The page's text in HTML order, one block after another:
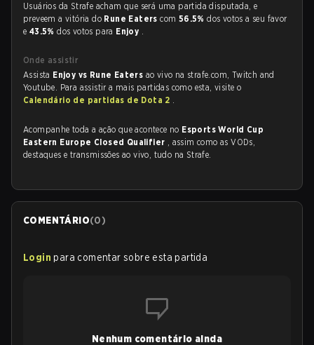
Usuários da Strafe acham que será uma partida disputada, e
preveem a vitória do Rune Eaterscom 56.5%dos votos a seu favor
e 43.5%dos votos para Enjoy .
Onde assistir
Assista Enjoy vs Rune Eaters ao vivo na strafe.com, Twitch and
Youtube. Para assistir a mais partidas como esta, visite o
Calendário de partidas de Dota 2 .
Acompanhe toda a ação que acontece no Esports World Cup
Eastern Europe Closed Qualifier , assim como as VODs,
destaques e transmissões ao vivo, tudo na Strafe.
COMENTÁRIO(0)
Login para comentar sobre esta partida
Nenhum comentário ainda